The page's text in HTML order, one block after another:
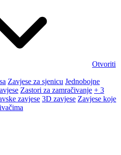
Otvoriti
Zavjese za sjenicu Jednobojne
Zastori za zamračivanje + 3
zavjese 3D zavjese Zavjese koje